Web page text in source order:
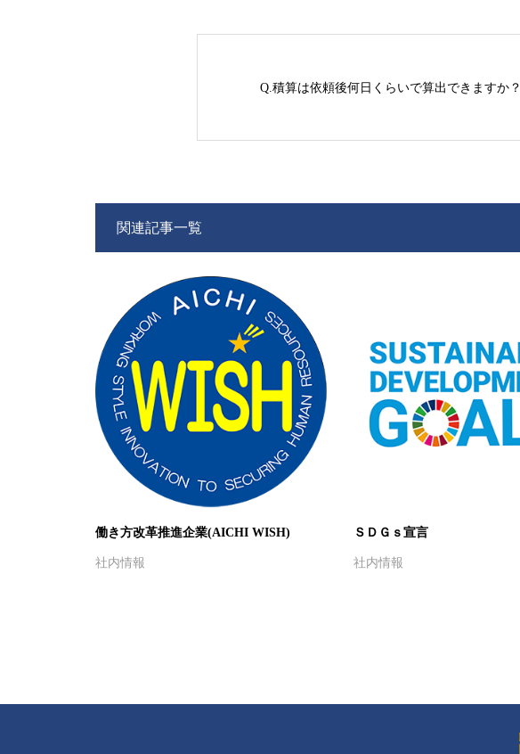
Q.積算は依頼後何日くらいで算出できますか？
関連記事一覧
働き方改革推進企業(AICHI WISH)
社内情報
ＳＤＧｓ宣言
社内情報